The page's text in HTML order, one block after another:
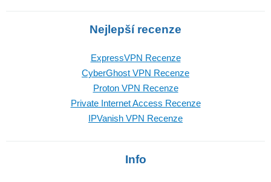
Nejlepší recenze
ExpressVPN Recenze
CyberGhost VPN Recenze
Proton VPN Recenze
Private Internet Access Recenze
IPVanish VPN Recenze
Info